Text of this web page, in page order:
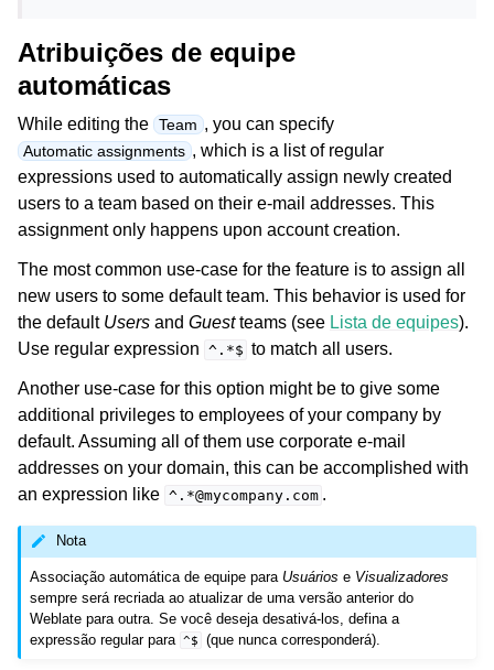
Atribuições de equipe
automáticas
While editing the Team , you can specify
Automatic assignments , which is a list of regular
expressions used to automatically assign newly created
users to a team based on their e-mail addresses. This
assignment only happens upon account creation.
The most common use-case for the feature is to assign all
new users to some default team. This behavior is used for
the default Users and Guestteams (see Lista de equipes).
Use regular expression ^.*$ to match all users.
Another use-case for this option might be to give some
additional privileges to employees of your company by
default. Assuming all of them use corporate e-mail
addresses on your domain, this can be accomplished with
an expression like ^.*@mycompany.com .
Nota
Associação automática de equipe para Usuários e Visualizadores
sempre será recriada ao atualizar de uma versão anterior do
Weblate para outra. Se você deseja desativá-los, defina a
expressão regular para
^$ (que nunca corresponderá).